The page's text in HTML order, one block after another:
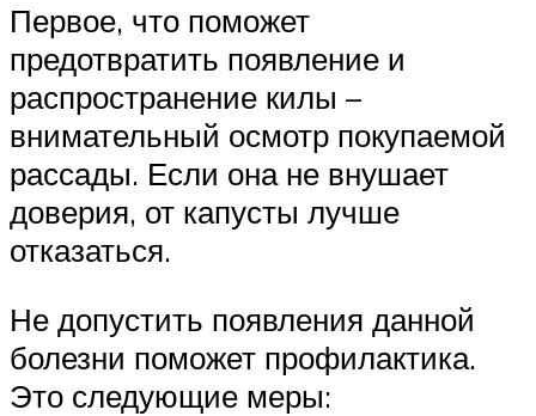
Первое, что поможет
предотвратить появление и
распространение килы –
внимательный осмотр покупаемой
рассады. Если она не внушает
доверия, от капусты лучше
отказаться.
Не допустить появления данной
болезни поможет профилактика.
Это следующие меры: